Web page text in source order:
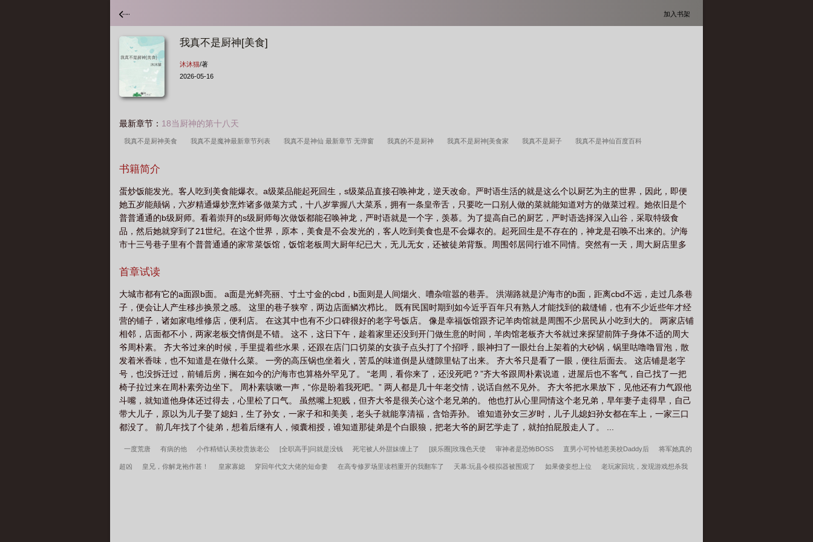
加入书架
我真不是厨神[美食]
沐沐猫/著
2026-05-16
最新章节： 18当厨神的第十八天
我真不是厨神美食 我真不是魔神最新章节列表 我真不是神仙 最新章节 无弹窗 我真的不是厨神 我真不是厨神[美食家 我真不是厨子 我真不是神仙百度百科
书籍简介
蛋炒饭能发光。客人吃到美食能爆衣。a级菜品能起死回生，s级菜品直接召唤神龙，逆天改命。严时语生活的就是这么个以厨艺为主的世界，因此，即便
她五岁能颠锅，六岁精通爆炒烹炸诸多做菜方式，十八岁掌握八大菜系，拥有一条皇帝舌，只要吃一口别人做的菜就能知道对方的做菜过程。她依旧是个
普普通通的b级厨师。看着崇拜的s级厨师每次做饭都能召唤神龙，严时语就是一个字，羡慕。为了提高自己的厨艺，严时语选择深入山谷，采取特级食
品，然后她就穿到了21世纪。在这个世界，原本，美食是不会发光的，客人吃到美食也是不会爆衣的。起死回生是不存在的，神龙是召唤不出来的。沪海
市十三号巷子里有个普普通通的家常菜饭馆，饭馆老板周大厨年纪已大，无儿无女，还被徒弟背叛。周围邻居同行谁不同情。突然有一天，周大厨店里多
子娇小，能当好大厨吗？然后，他们就见识到了什么叫做厨神。皮薄馅厚的小笼包炖得脱骨的羊肋排焖得骨酥肉烂，入口即化的冰糖肘子……预收：《天
名君。坏消息是因为太过敬业，他过劳死了，年仅三十五就驾崩了。他的兄弟们为了皇位打的不可开交。最后被小皇弟捡漏了。重生后，严双屿悟了，与
其卷生卷死，不如躺平养生。横竖他爹争气，他兄弟争气，无论谁当皇帝，都不能亏待他。于是，这辈子，在年仅六岁的时候，严双屿就成功把自己干成
了废太子，成为千古第一人。就在他及冠这年，他父皇年岁已高，打算册封太子，好后继有人。众兄弟摩拳擦掌，天幕降临了。【书接上回，主播再次给
大家分享一下兴太宗、宣武帝的生平历史，这位打破历史以来太子魔咒，在太子位置上平安干了十六年的太子，未来的太宗，千古一帝，那真不是一般
人……】万寿宴上，从皇帝到皇子，再到满朝文武都愣住了。太宗？千古一帝？他们大兴朝哪个皇子这么牛逼？诸位皇子互相对视，都觉得对方格外可
疑。唯有角落里啃着花生的严双屿突然动作一僵，这人怎么说的好像是他？【看到有友友们提起，宣武帝凭什么被成为千古一帝，那主播就跟大家好好唠
唠，咱们先不说宣武帝最多的功绩-统一六国。】正因为边疆战乱、其他国家虎视眈眈，担心不已的皇帝：？？【宣武帝在民生基建方面的功劳就更不必
说，亩产三千斤的土豆、地瓜，一年三熟的水稻种子】户部尚书侍郎等人：???【还有都江水坝、治理黄河长江、兴建无数水利工程，真真做到毕三世之工
于一世，直到现在，咱们华夏很多山路都是那个时候留下来的。】工部众人：？？？？【所以，宣武帝这个顶级劳模，被称为千古一帝毫不夸张，从他之
后，历朝历代不少皇帝都会把自己最喜爱的儿子取名为双屿。】所有人目光一致，朝着严双屿看过去。曾经上书房的翰林们更是集体崩溃，谁，你说谁？
这个到现在连三字经都不会背的废太子就是千古一帝？！咸鱼了小半辈子，眼看着可以跑去封地养老钓鱼的严双屿：“……”诽谤，我要告这个天幕，纯属诽
谤！
首章试读
大城市都有它的a面跟b面。 a面是光鲜亮丽、寸土寸金的cbd，b面则是人间烟火、嘈杂喧嚣的巷弄。 洪湖路就是沪海市的b面，距离cbd不远，走过几条巷
子，便会让人产生移步换景之感。 这里的巷子狭窄，两边店面鳞次栉比。 既有民国时期到如今近乎百年只有熟人才能找到的裁缝铺，也有不少近些年才经
营的铺子，诸如家电维修店，便利店。 在这其中也有不少口碑很好的老字号饭店。 像是幸福饭馆跟齐记羊肉馆就是周围不少居民从小吃到大的。 两家店铺
相邻，店面都不小，两家老板交情倒是不错。 这不，这日下午，趁着家里还没到开门做生意的时间，羊肉馆老板齐大爷就过来探望前阵子身体不适的周大
爷周朴素。 齐大爷过来的时候，手里提着些水果，还跟在店门口切菜的女孩子点头打了个招呼，眼神扫了一眼灶台上架着的大砂锅，锅里咕噜噜冒泡，散
发着米香味，也不知道是在做什么菜。 一旁的高压锅也坐着火，苦瓜的味道倒是从缝隙里钻了出来。 齐大爷只是看了一眼，便往后面去。 这店铺是老字
号，也没拆迁过，前铺后房，搁在如今的沪海市也算格外罕见了。 “老周，看你来了，还没死吧？”齐大爷跟周朴素说道，进屋后也不客气，自己找了一把
椅子拉过来在周朴素旁边坐下。 周朴素咳嗽一声，“你是盼着我死吧。” 两人都是几十年老交情，说话自然不见外。 齐大爷把水果放下，见他还有力气跟他
斗嘴，就知道他身体还过得去，心里松了口气。 虽然嘴上犯贱，但齐大爷是很关心这个老兄弟的。 他也打从心里同情这个老兄弟，早年妻子走得早，自己
带大儿子，原以为儿子娶了媳妇，生了孙女，一家子和和美美，老头子就能享清福，含饴弄孙。 谁知道孙女三岁时，儿子儿媳妇孙女都在车上，一家三口
都没了。 前几年找了个徒弟，想着后继有人，倾囊相授，谁知道那徒弟是个白眼狼，把老大爷的厨艺学走了，就拍拍屁股走人了。 ...
一度荒唐 有病的他 小作精错认美校贵族老公 [全职高手]问就是没钱 死宅被人外甜妹缠上了 [娱乐圈]玫瑰色天使 审神者是恐怖BOSS 直男小可怜错惹美校Daddy后 将军她真的
超凶 皇兄，你解龙袍作甚！ 皇家寡媳 穿回年代文大佬的短命妻 在高专修罗场里读档重开的我翻车了 天幕:玩县令模拟器被围观了 如果傻妾想上位 老玩家回坑，发现游戏想杀我